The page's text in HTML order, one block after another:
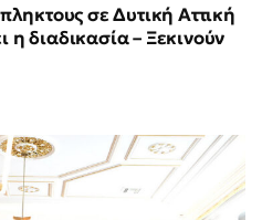
σε Δυτική Αττική
η διαδικασία – Ξεκινούν